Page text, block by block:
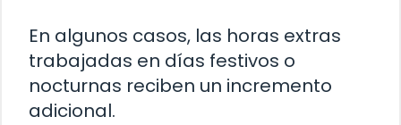
En algunos casos, las horas extras
trabajadas en días festivos o
nocturnas reciben un incremento
adicional.